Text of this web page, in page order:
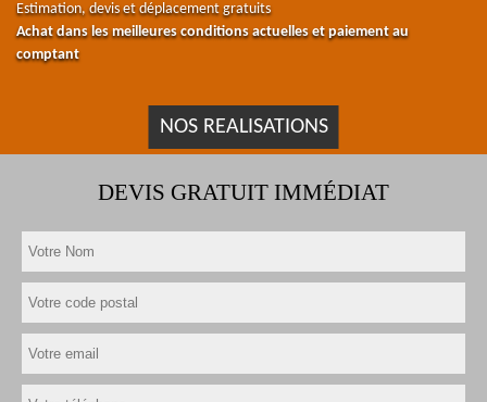
Estimation, devis et déplacement gratuits
Achat dans les meilleures conditions actuelles et paiement au
comptant
NOS REALISATIONS
DEVIS GRATUIT IMMÉDIAT